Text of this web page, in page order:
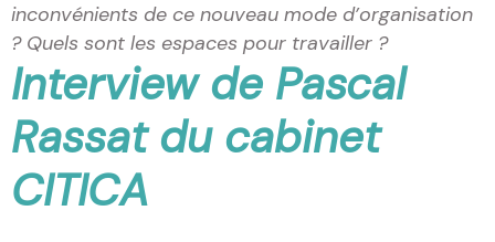
inconvénients de ce nouveau mode d’organisation
? Quels sont les espaces pour travailler ?
Interview de Pascal
Rassat du cabinet
CITICA